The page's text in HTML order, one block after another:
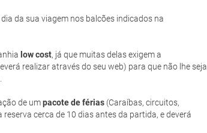
da sua viagem nos balcões indicados na
low cost, já que muitas delas exigem a
realizar através do seu web) para que não lhe seja
de umpacote de férias (Caraíbas, circuitos,
cerca de 10 dias antes da partida, e deverá